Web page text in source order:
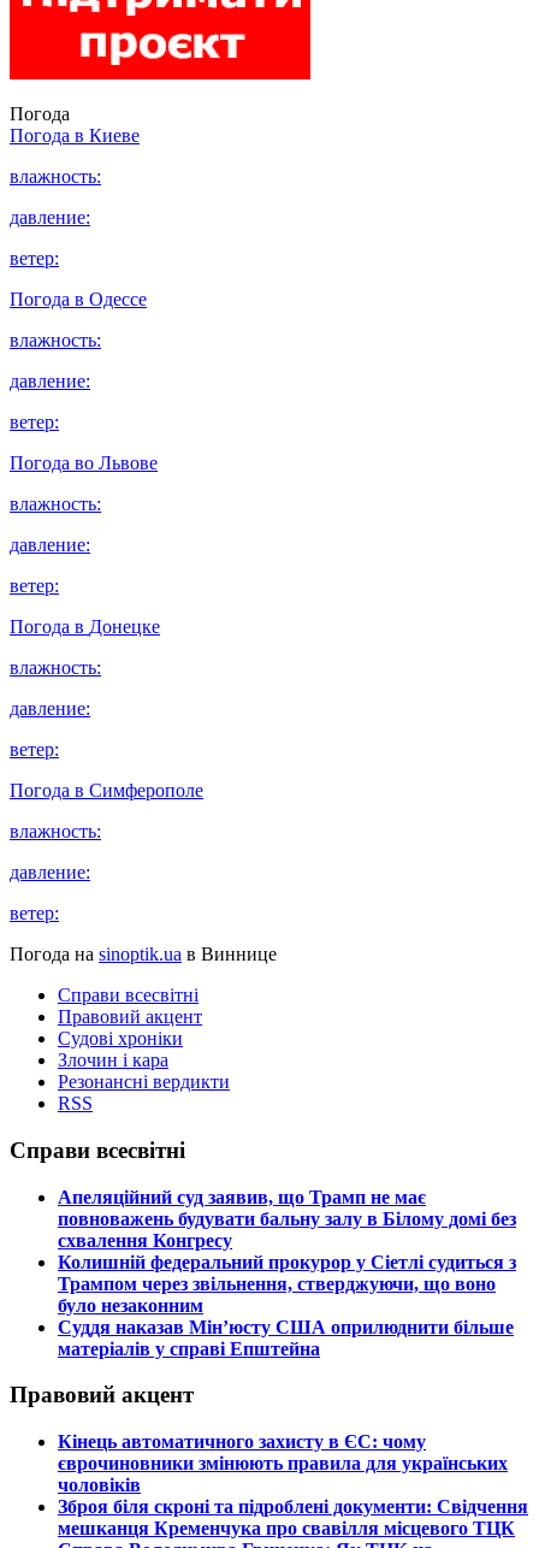
Погода
Погода в Киеве
влажность:
давление:
ветер:
Погода в Одессе
влажность:
давление:
ветер:
Погода во Львове
влажность:
давление:
ветер:
Погода в Донецке
влажность:
давление:
ветер:
Погода в Симферополе
влажность:
давление:
ветер:
Погода на sinoptik.ua в Виннице
Справи всесвітні
Правовий акцент
Судові хроніки
Злочин і кара
Резонансні вердикти
RSS
Справи всесвітні
​Апеляційний суд заявив, що Трамп не має
повноважень будувати бальну залу в Білому домі без
схвалення Конгресу
​Колишній федеральний прокурор у Сіетлі судиться з
Трампом через звільнення, стверджуючи, що воно
було незаконним
​Суддя наказав Мін’юсту США оприлюднити більше
матеріалів у справі Епштейна
Правовий акцент
​Кінець автоматичного захисту в ЄС: чому
єврочиновники змінюють правила для українських
чоловіків
​Зброя біля скроні та підроблені документи: Свідчення
мешканця Кременчука про свавілля місцевого ТЦК